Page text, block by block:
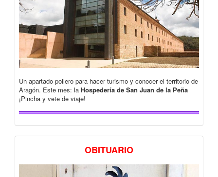
Un apartado pollero para hacer turismo y conocer el territorio de
Aragón. Este mes: la Hospedería de San Juan de la Peña
¡Pincha y vete de viaje!
OBITUARIO